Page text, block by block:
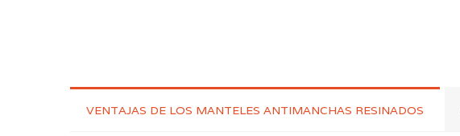
VENTAJAS DE LOS MANTELES ANTIMANCHAS RESINADOS